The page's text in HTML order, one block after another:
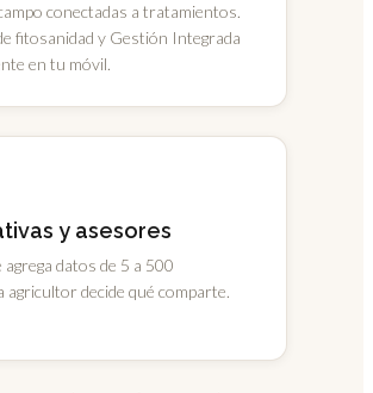
conectadas a tratamientos.
fitosanidad y Gestión Integrada
en tu móvil.
y asesores
datos de 5 a 500
agricultor decide qué comparte.